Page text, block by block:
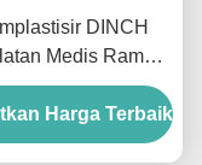
DINCH
Medis Ramah
Ftalat Untuk
Medis PVC
Harga Terbaik